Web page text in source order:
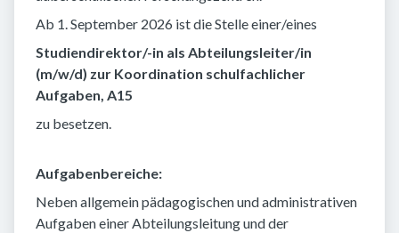
Ab 1. September 2026 ist die Stelle einer/eines
Studiendirektor/-in als Abteilungsleiter/in
(m/w/d) zur Koordination schulfachlicher
Aufgaben, A15
zu besetzen.
Aufgabenbereiche:
Neben allgemein pädagogischen und administrativen
Aufgaben einer Abteilungsleitung und der